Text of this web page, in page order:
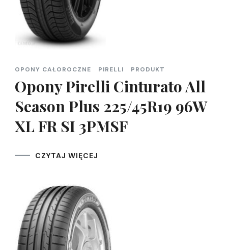
OPONY CAŁOROCZNE PIRELLI PRODUKT
Opony Pirelli Cinturato All
Season Plus 225/45R19 96W
XL FR SI 3PMSF
CZYTAJ WIĘCEJ